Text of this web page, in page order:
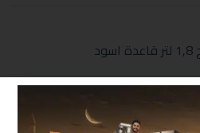
غلاية جي في سي برو زجاج 1,8 لتر قاعدة اسود